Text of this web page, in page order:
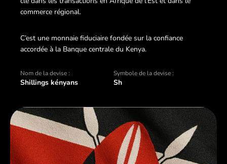
commerce régional.
C’est une monnaie fiduciaire fondée sur la confiance
accordée à la Banque centrale du Kenya.
Nom de la devise :
Shillings kényans
Symbole de la devise :
Sh